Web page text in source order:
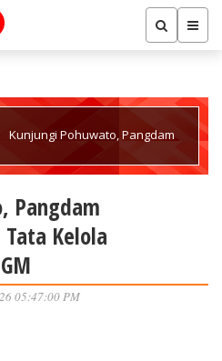
Kunjungi Pohuwato, Pangdam
Pangdam
Kelola
05:47:00 PM